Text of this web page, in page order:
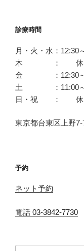
診療時間
月・火・水：12:30
木 ： 休
金 ：12:30～
土 ：11:00～
日・祝 ： 休
東京都台東区上野
予約
ネット予約
電話 03-3842-7730